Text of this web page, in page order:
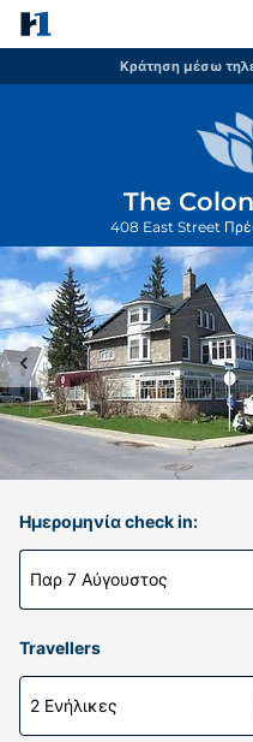
Κράτηση μέσω
The
408 East Street
Ημερομηνία check in:
Παρ 7 Αύγουστος
Travellers
2 Ενήλικες